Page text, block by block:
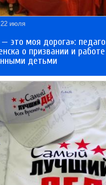
июля
это моя дорога»:
о призвании и работе
детьми